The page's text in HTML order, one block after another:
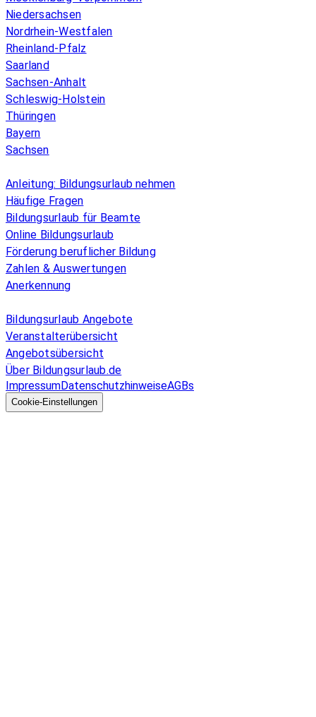
Niedersachsen
Nordrhein-Westfalen
Rheinland-Pfalz
Saarland
Sachsen-Anhalt
Schleswig-Holstein
Thüringen
Bayern
Sachsen
Anleitung: Bildungsurlaub nehmen
Häufige Fragen
Bildungsurlaub für Beamte
Online Bildungsurlaub
Förderung beruflicher Bildung
Zahlen & Auswertungen
Anerkennung
Bildungsurlaub Angebote
Veranstalterübersicht
Angebotsübersicht
Über Bildungsurlaub.de
ImpressumDatenschutzhinweiseAGBs
Cookie-Einstellungen